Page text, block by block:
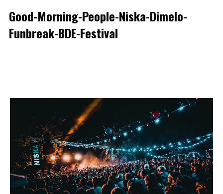
ACCUEIL
QUI SOMMES-NOUS
CONTACT
Good-Morning-People-Niska-Dimelo-
Funbreak-BDE-Festival